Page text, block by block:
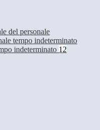
del personale
tempo indeterminato
indeterminato 12